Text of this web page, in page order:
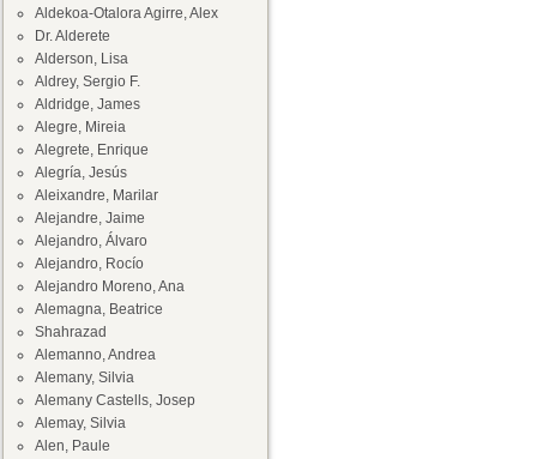
Aldekoa-Otalora Agirre, Alex
Dr. Alderete
Alderson, Lisa
Aldrey, Sergio F.
Aldridge, James
Alegre, Mireia
Alegrete, Enrique
Alegría, Jesús
Aleixandre, Marilar
Alejandre, Jaime
Alejandro, Álvaro
Alejandro, Rocío
Alejandro Moreno, Ana
Alemagna, Beatrice
Shahrazad
Alemanno, Andrea
Alemany, Silvia
Alemany Castells, Josep
Alemay, Silvia
Alen, Paule